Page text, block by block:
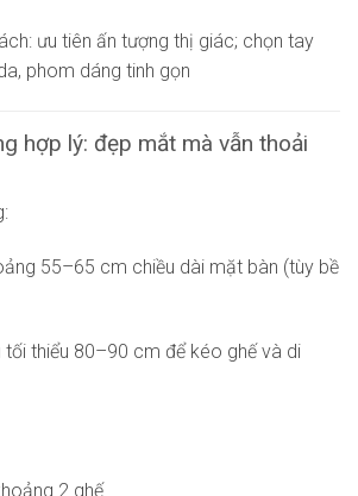
ưu tiên ấn tượng thị giác; chọn tay
phom dáng tinh gọn
hợp lý: đẹp mắt mà vẫn thoải
55–65 cm chiều dài mặt bàn (tùy bề
tối thiểu 80–90 cm để kéo ghế và di
2 ghế